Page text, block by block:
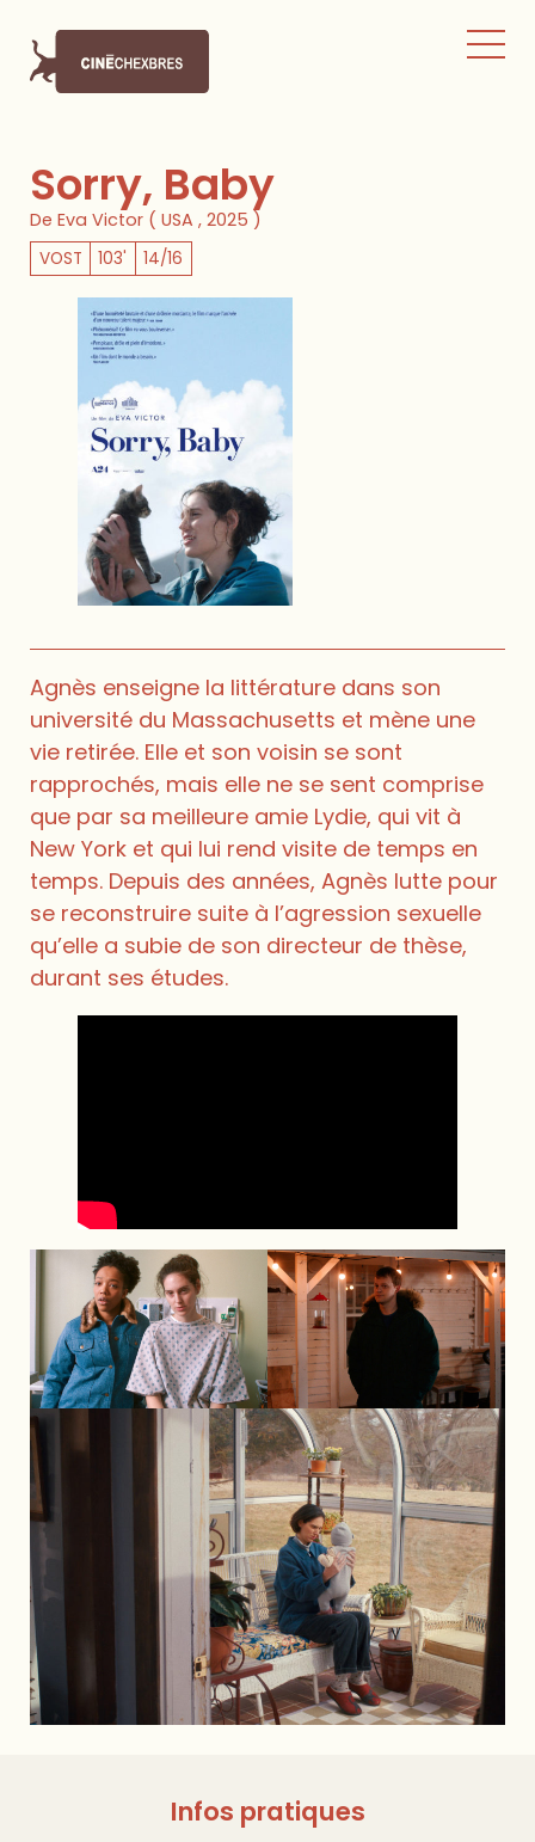
Sorry, Baby
De Eva Victor ( USA , 2025 )
VOST 103' 14/16
Agnès enseigne la littérature dans son
université du Massachusetts et mène une
vie retirée. Elle et son voisin se sont
rapprochés, mais elle ne se sent comprise
que par sa meilleure amie Lydie, qui vit à
New York et qui lui rend visite de temps en
temps. Depuis des années, Agnès lutte pour
se reconstruire suite à l’agression sexuelle
qu’elle a subie de son directeur de thèse,
durant ses études.
Infos pratiques